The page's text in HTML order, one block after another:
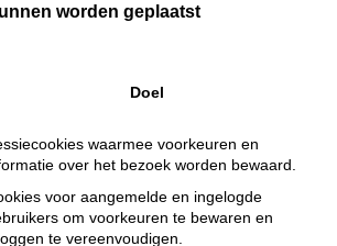
worden geplaatst
Doel
waarmee voorkeuren en
over het bezoek worden bewaard.
voor aangemelde en ingelogde
om voorkeuren te bewaren en
te vereenvoudigen.